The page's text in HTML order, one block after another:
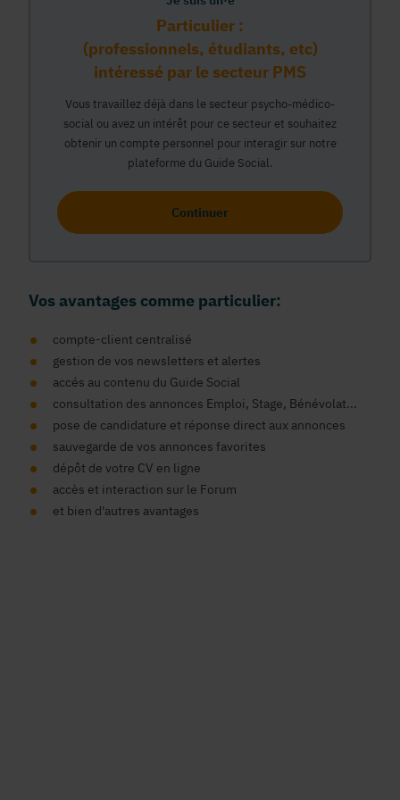
Particulier :
(professionnels, étudiants, etc)
intéressé par le secteur PMS
Vous travaillez déjà dans le secteur psycho-médico-
social ou avez un intérêt pour ce secteur et souhaitez
obtenir un compte personnel pour interagir sur notre
plateforme du Guide Social.
Continuer
Vos avantages comme particulier:
compte-client centralisé
gestion de vos newsletters et alertes
accés au contenu du Guide Social
consultation des annonces Emploi, Stage, Bénévolat...
pose de candidature et réponse direct aux annonces
sauvegarde de vos annonces favorites
dépôt de votre CV en ligne
accès et interaction sur le Forum
et bien d'autres avantages